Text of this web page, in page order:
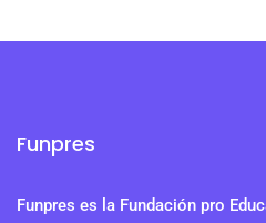
Funpres
Funpres es la Fundación pro